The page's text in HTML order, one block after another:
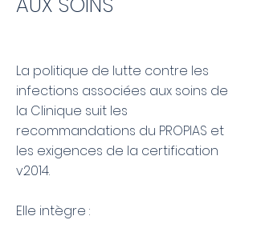
La politique de lutte contre les
infections associées aux soins de
la Clinique suit les
recommandations du PROPIAS et
les exigences de la certification
v2014.
Elle intègre :